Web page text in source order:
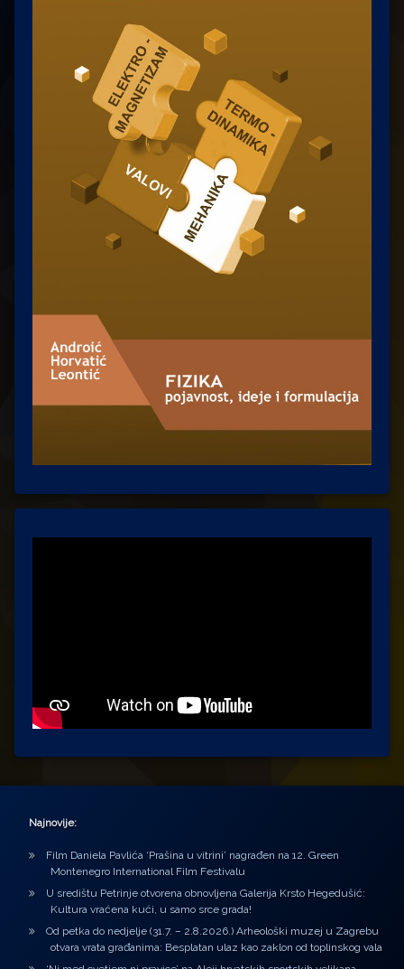
Najnovije:
Film Daniela Pavlića ‘Prašina u vitrini’ nagrađen na 12. Green
Montenegro International Film Festivalu
U središtu Petrinje otvorena obnovljena Galerija Krsto Hegedušić:
Kultura vraćena kući, u samo srce grada!
Od petka do nedjelje (31.7. – 2.8.2026.) Arheološki muzej u Zagrebu
otvara vrata građanima: Besplatan ulaz kao zaklon od toplinskog vala